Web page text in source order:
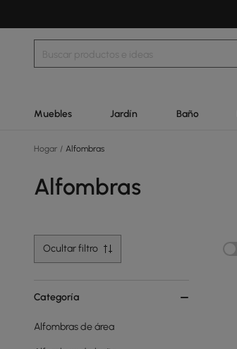
Muebles Jardín Baño
Hogar / Alfombras
Alfombras
Ocultar filtro
Categoría
Alfombras de área